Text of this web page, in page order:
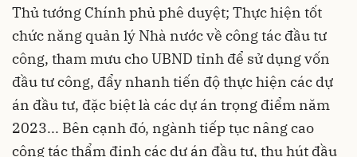
Thủ tướng Chính phủ phê duyệt; Thực hiện tốt
chức năng quản lý Nhà nước về công tác đầu tư
công, tham mưu cho UBND tỉnh để sử dụng vốn
đầu tư công, đẩy nhanh tiến độ thực hiện các dự
án đầu tư, đặc biệt là các dự án trọng điểm năm
2023... Bên cạnh đó, ngành tiếp tục nâng cao
công tác thẩm định các dự án đầu tư, thu hút đầu